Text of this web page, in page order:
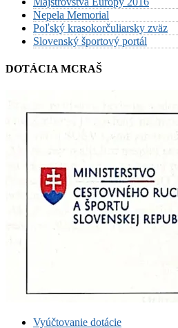
Nepela Memorial
Poľský krasokorčuliarsky zväz
Slovenský športový portál
DOTÁCIA MCRAŠ
Vyúčtovanie dotácie